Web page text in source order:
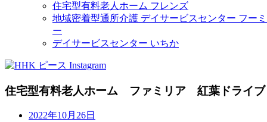
住宅型有料老人ホーム フレンズ
地域密着型通所介護 デイサービスセンター フーミ
ー
デイサービスセンター いちか
住宅型有料老人ホーム ファミリア 紅葉ドライブ
2022年10月26日